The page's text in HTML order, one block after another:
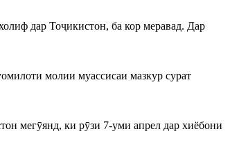
дар Тоҷикистон, ба кор меравад. Дар
молии муассисаи мазкур сурат
мегӯянд, ки рӯзи 7-уми апрел дар хиёбони